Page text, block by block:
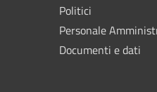
Politici
Personale
Documenti e dati